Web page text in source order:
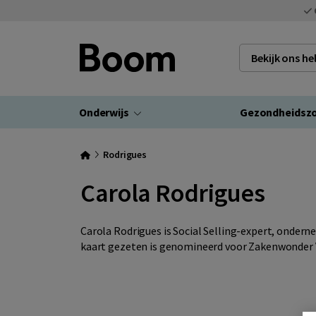
Bekijk ons
Onderwijs
Rodrigues
Carola Rodrigues
Carola Rodrigues is Social Selling-expert,
kaart gezeten is genomineerd voor Zakenwonder